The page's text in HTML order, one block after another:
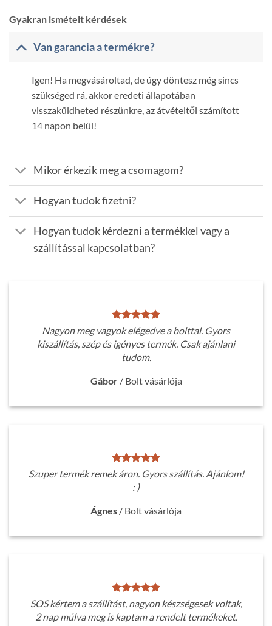
Gyakran ismételt kérdések
Van garancia a termékre?
Igen! Ha megvásároltad, de úgy döntesz még sincs
szükséged rá, akkor eredeti állapotában
visszaküldheted részünkre, az átvételtől számított
14 napon belül!
Mikor érkezik meg a csomagom?
Hogyan tudok fizetni?
Hogyan tudok kérdezni a termékkel vagy a
szállítással kapcsolatban?
Nagyon meg vagyok elégedve a bolttal. Gyors
kiszállítás, szép és igényes termék. Csak ajánlani
tudom.
Gábor / Bolt vásárlója
Szuper termék remek áron. Gyors szállítás. Ajánlom!
: )
Ágnes / Bolt vásárlója
SOS kértem a szállítást, nagyon készségesek voltak,
2 nap múlva meg is kaptam a rendelt termékeket.